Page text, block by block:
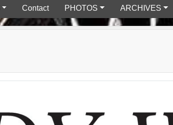
Contact PHOTOS ARCHIVES